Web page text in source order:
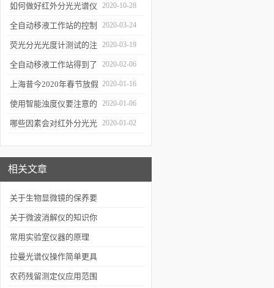
二届上海沪助科研圈发展
年会
如何做好红外分光光谱仪
的防潮工作
2020-10-28
全自动移液工作站的控制
软件有哪些特点
2020-03-24
荧光分光光度计测试的注
意事项有哪些
2020-03-19
全自动移液工作站得到了
广泛的应用
2020-02-06
上海昔今2020年春节放假
通知
2020-01-16
使用智能浊度仪要注意的
几个要点
2020-01-06
哪些因素会对红外分光光 2020-01-02
相关文章
关于生物显微镜的保养要
注意的几个方面
关于微波消解仪的知识你
了解多少
常用实验室仪器的原理
拉曼光谱仪操作简单更具
人性化
农药残留测定仪应用范围